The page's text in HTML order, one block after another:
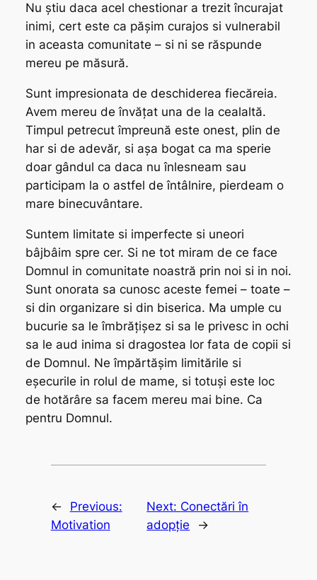
Nu știu daca acel chestionar a trezit încurajat
inimi, cert este ca pășim curajos si vulnerabil
in aceasta comunitate – si ni se răspunde
mereu pe măsură.
Sunt impresionata de deschiderea fiecăreia.
Avem mereu de învățat una de la cealaltă.
Timpul petrecut împreună este onest, plin de
har si de adevăr, si așa bogat ca ma sperie
doar gândul ca daca nu înlesneam sau
participam la o astfel de întâlnire, pierdeam o
mare binecuvântare.
Suntem limitate si imperfecte si uneori
bâjbâim spre cer. Si ne tot miram de ce face
Domnul in comunitate noastră prin noi si in noi.
Sunt onorata sa cunosc aceste femei – toate –
si din organizare si din biserica. Ma umple cu
bucurie sa le îmbrățișez si sa le privesc in ochi
sa le aud inima si dragostea lor fata de copii si
de Domnul. Ne împărtășim limitările si
eșecurile in rolul de mame, si totuși este loc
de hotărâre sa facem mereu mai bine. Ca
pentru Domnul.
←
Previous:
Motivation
Next: Conectări în
adopție
→